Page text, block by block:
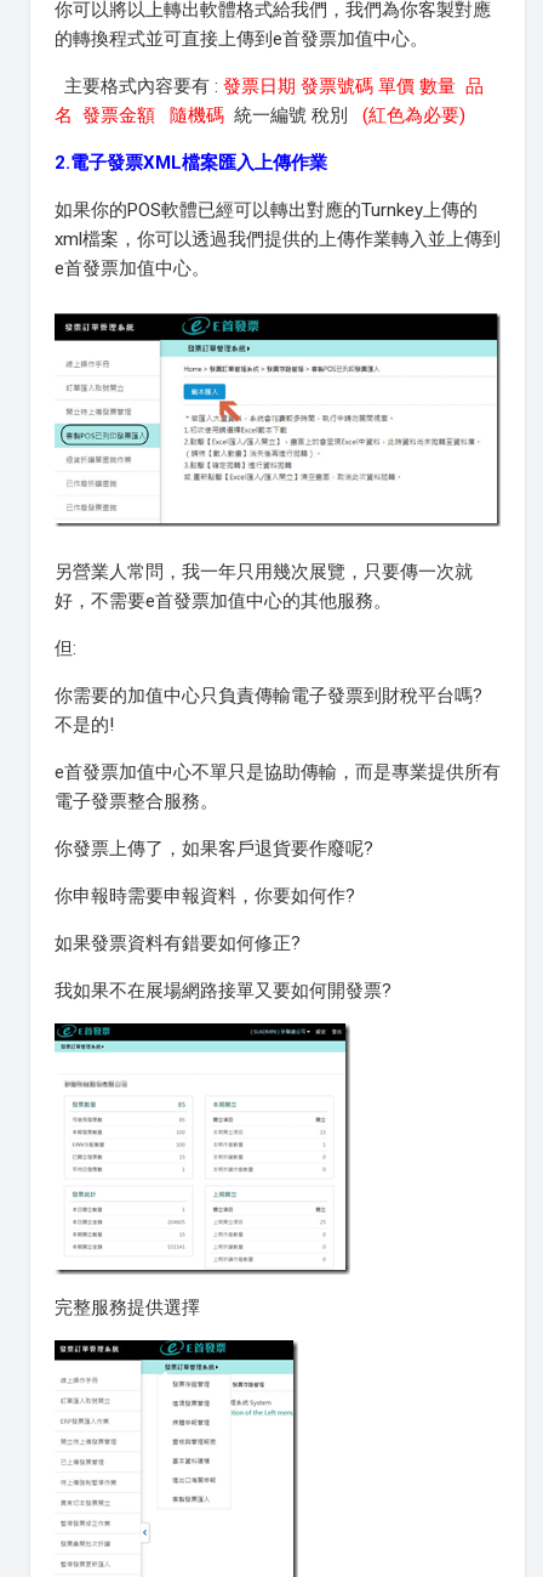
你可以將以上轉出軟體格式給我們，我們為你客製對應
的轉換程式並可直接上傳到e首發票加值中心。
主要格式內容要有 : 發票日期 發票號碼 單價 數量 品
名 發票金額 隨機碼 統一編號 稅別 (紅色為必要)
2.電子發票XML檔案匯入上傳作業
如果你的POS軟體已經可以轉出對應的Turnkey上傳的
xml檔案，你可以透過我們提供的上傳作業轉入並上傳到
e首發票加值中心。
另營業人常問，我一年只用幾次展覽，只要傳一次就
好，不需要e首發票加值中心的其他服務。
但:
你需要的加值中心只負責傳輸電子發票到財稅平台嗎?
不是的!
e首發票加值中心不單只是協助傳輸，而是專業提供所有
電子發票整合服務。
你發票上傳了，如果客戶退貨要作廢呢?
你申報時需要申報資料，你要如何作?
如果發票資料有錯要如何修正?
我如果不在展場網路接單又要如何開發票?
完整服務提供選擇